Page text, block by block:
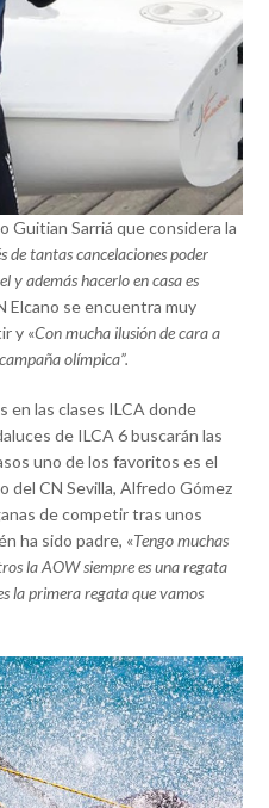
Guitian Sarriá que considera la
de tantas cancelaciones poder
y además hacerlo en casa es
Elcano se encuentra muy
y «Con mucha ilusión de cara a
olímpica”.
en las clases ILCA donde
de ILCA 6 buscarán las
uno de los favoritos es el
CN Sevilla, Alfredo Gómez
de competir tras unos
ha sido padre, «Tengo muchas
la AOW siempre es una regata
la primera regata que vamos